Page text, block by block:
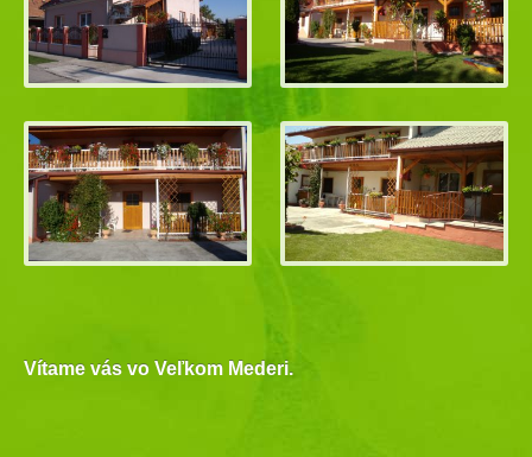
Vítame vás vo Veľkom Mederi.